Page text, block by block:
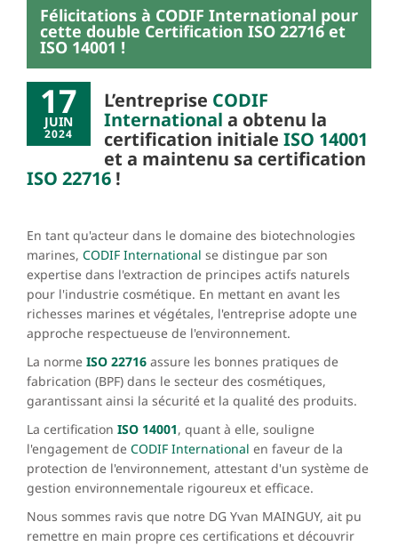
Félicitations à CODIF International pour
cette double Certification ISO 22716 et
ISO 14001 !
17
JUIN
2024
L’entreprise CODIF
International a obtenu la
certification initiale ISO 14001
et a maintenu sa certification
ISO 22716 !
En tant qu'acteur dans le domaine des biotechnologies
marines, CODIF International se distingue par son
expertise dans l'extraction de principes actifs naturels
pour l'industrie cosmétique. En mettant en avant les
richesses marines et végétales, l'entreprise adopte une
approche respectueuse de l'environnement.
La norme ISO 22716 assure les bonnes pratiques de
fabrication (BPF) dans le secteur des cosmétiques,
garantissant ainsi la sécurité et la qualité des produits.
La certification ISO 14001, quant à elle, souligne
l'engagement de CODIF International en faveur de la
protection de l'environnement, attestant d'un système de
gestion environnementale rigoureux et efficace.
Nous sommes ravis que notre DG Yvan MAINGUY, ait pu
remettre en main propre ces certifications et découvrir